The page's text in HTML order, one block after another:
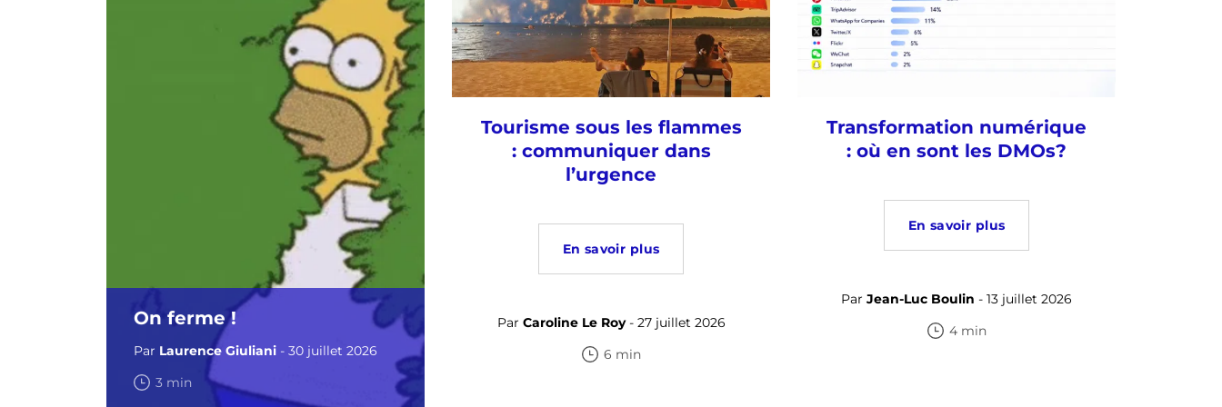
On ferme !
Par Laurence Giuliani - 30 juillet 2026
3 min
Tourisme sous les flammes
: communiquer dans
l’urgence
En savoir plus
Par Caroline Le Roy- 27 juillet 2026
6 min
Transformation numérique
: où en sont les DMOs?
En savoir plus
Par Jean-Luc Boulin - 13 juillet 2026
4 min